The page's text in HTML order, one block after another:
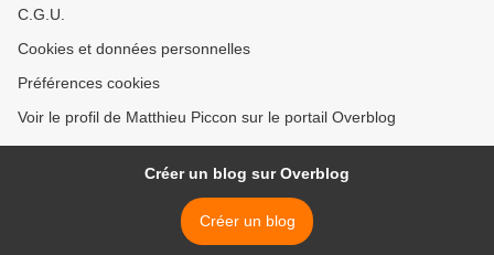
C.G.U.
Cookies et données personnelles
Préférences cookies
Voir le profil de Matthieu Piccon sur le portail Overblog
Créer un blog sur Overblog
Créer un blog